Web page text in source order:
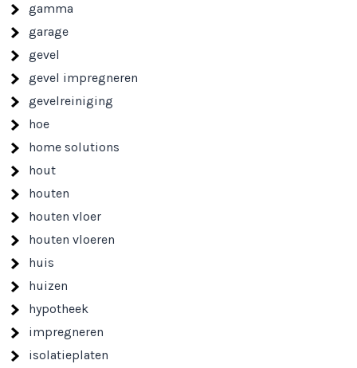
gamma
garage
gevel
gevel impregneren
gevelreiniging
hoe
home solutions
hout
houten
houten vloer
houten vloeren
huis
huizen
hypotheek
impregneren
isolatieplaten